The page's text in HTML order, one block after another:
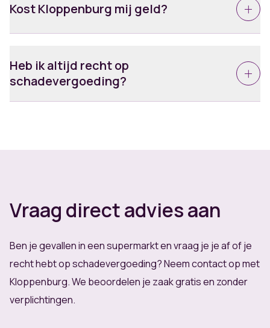
bij klachten die later ontstaan.
Kost Kloppenburg mij geld?
partij. Voor jou is onze hulp kosteloos.
Heb ik altijd recht op
schadevergoeding?
Vraag direct advies aan
Ben je gevallen in een supermarkt en vraag je je af of je
recht hebt op schadevergoeding? Neem contact op met
Kloppenburg. We beoordelen je zaak gratis en zonder
verplichtingen.